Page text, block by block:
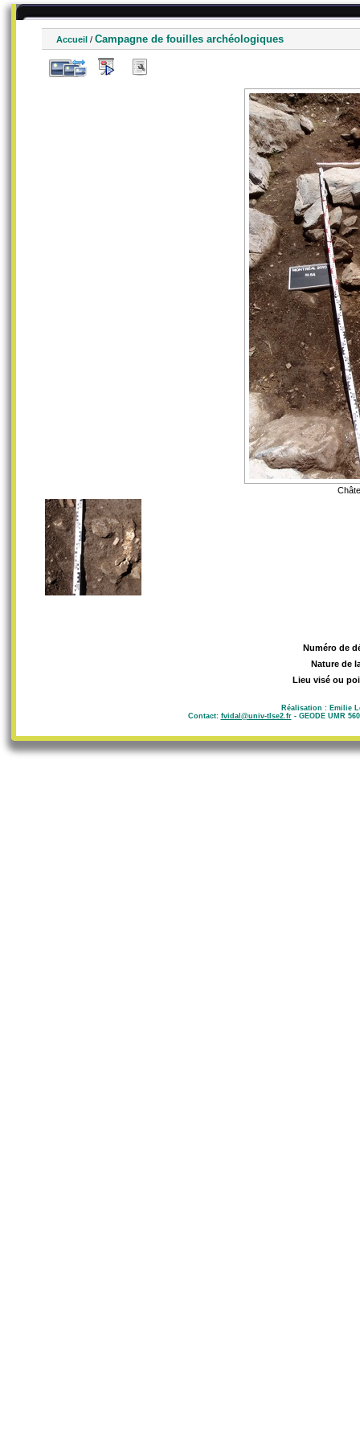
Accueil / Campagne de fouilles archéologiques
Numéro de
Nature de
Lieu visé ou
Réalisation : Emilie
Contact: fvidal@univ-tlse2.fr- GEODE UMR